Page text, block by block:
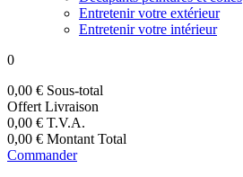
Entretenir votre extérieur
Entretenir votre intérieur
0
0,00 € Sous-total
Offert Livraison
0,00 € T.V.A.
0,00 € Montant Total
Commander